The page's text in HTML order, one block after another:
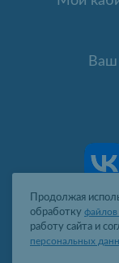
Ваш
Продолжая
обработку файлов
работу сайта и
персональных